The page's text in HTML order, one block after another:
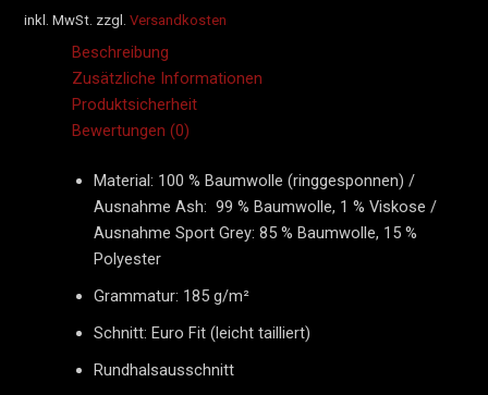
inkl. MwSt. zzgl.Versandkosten
Beschreibung
Zusätzliche Informationen
Produktsicherheit
Bewertungen (0)
Material: 100 % Baumwolle (ringgesponnen) /
Ausnahme Ash: 99 % Baumwolle, 1 % Viskose /
Ausnahme Sport Grey: 85 % Baumwolle, 15 %
Polyester
Grammatur: 185 g/m²
Schnitt: Euro Fit (leicht tailliert)
Rundhalsausschnitt